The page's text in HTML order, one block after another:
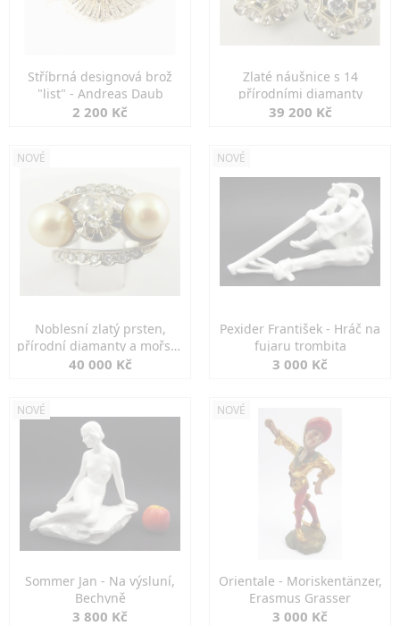
Stříbrná designová brož
"list" - Andreas Daub
2 200 Kč
Zlaté náušnice s 14
přírodními diamanty
39 200 Kč
NOVÉ
Noblesní zlatý prsten,
přírodní diamanty a mořské
perly
40 000 Kč
NOVÉ
Pexider František - Hráč na
fujaru trombita
3 000 Kč
NOVÉ
Sommer Jan - Na výsluní,
Bechyně
3 800 Kč
NOVÉ
Orientale - Moriskentänzer,
Erasmus Grasser
3 000 Kč